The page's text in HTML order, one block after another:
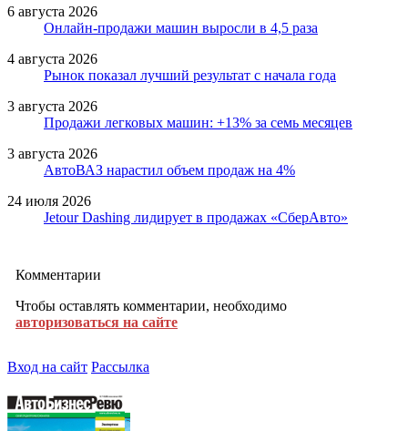
6 августа 2026
Онлайн-продажи машин выросли в 4,5 раза
4 августа 2026
Рынок показал лучший результат с начала года
3 августа 2026
Продажи легковых машин: +13% за семь месяцев
3 августа 2026
АвтоВАЗ нарастил объем продаж на 4%
24 июля 2026
Jetour Dashing лидирует в продажах «СберАвто»
Комментарии
Чтобы оставлять комментарии, необходимо
авторизоваться на сайте
Вход на сайт Рассылка